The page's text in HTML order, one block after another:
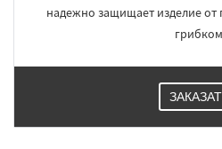
надежно защищает изделие